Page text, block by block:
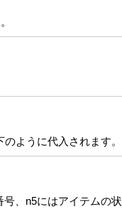
ように代入されます。
、n5にはアイテムの状